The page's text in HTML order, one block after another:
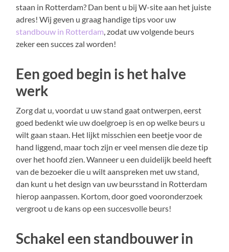
staan in Rotterdam? Dan bent u bij W-site aan het juiste
adres! Wij geven u graag handige tips voor uw
standbouw in Rotterdam, zodat uw volgende beurs
zeker een succes zal worden!
Een goed begin is het halve
werk
Zorg dat u, voordat u uw stand gaat ontwerpen, eerst
goed bedenkt wie uw doelgroep is en op welke beurs u
wilt gaan staan. Het lijkt misschien een beetje voor de
hand liggend, maar toch zijn er veel mensen die deze tip
over het hoofd zien. Wanneer u een duidelijk beeld heeft
van de bezoeker die u wilt aanspreken met uw stand,
dan kunt u het design van uw beursstand in Rotterdam
hierop aanpassen. Kortom, door goed vooronderzoek
vergroot u de kans op een succesvolle beurs!
Schakel een standbouwer in